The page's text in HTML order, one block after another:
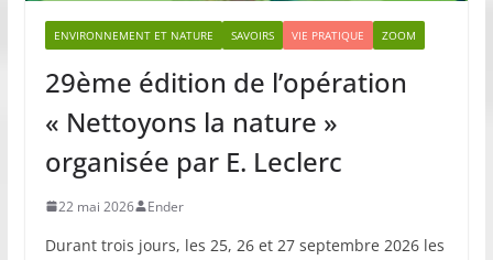
ENVIRONNEMENT ET NATURE SAVOIRS VIE PRATIQUE ZOOM
29ème édition de l’opération
« Nettoyons la nature »
organisée par E. Leclerc
22 mai 2026 Ender
Durant trois jours, les 25, 26 et 27 septembre 2026 les